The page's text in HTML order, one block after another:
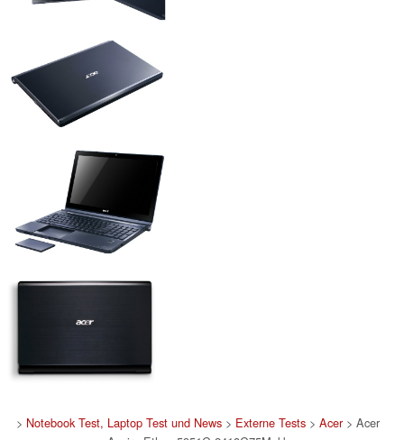
> Notebook Test, Laptop Test und News> Externe Tests> Acer> Acer